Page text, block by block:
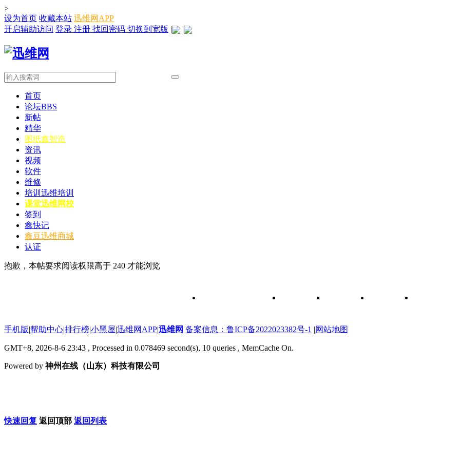
>
设为首页 收藏本站 迅维网APP
开启辅助访问 登录 注册 找回密码 切换到宽版 | |
首页
论坛BBS
新帖
精华
图纸鑫智造
资讯
视频
软件
维修
培训 迅维培训
课堂迅维网校
签到
鑫快记
鑫豆迅维商城
认证
抱歉，本帖要求阅读权限高于 240 才能浏览
手机版|帮助中心|排行榜|小黑屋|迅维网APP|迅维网 备案信息：鲁ICP备2022023382号-1 |网站地图
GMT+8, 2026-8-6 23:43 , Processed in 0.078469 second(s), 10 queries , MemCache On.
Powered by神州在线（山东）科技有限公司
快速回复 返回顶部 返回列表